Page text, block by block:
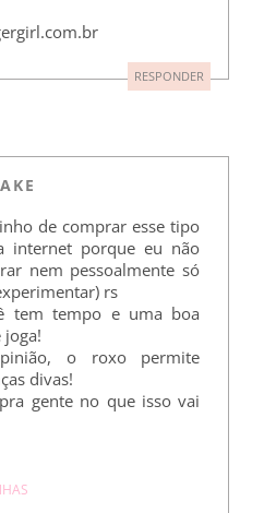
RESPONDER
de comprar esse tipo
internet porque eu não
nem pessoalmente só
rs
tem tempo e uma boa
joga!
o roxo permite
divas!
gente no que isso vai